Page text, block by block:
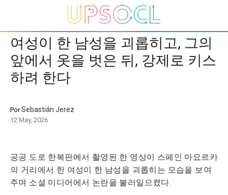
여성이 한 남성을 괴롭히고, 그의
앞에서 옷을 벗은 뒤, 강제로 키스
하려 한다
PorSebastián Jerez
12 May, 2026
공공 도로 한복판에서 촬영된 한 영상이 스페인 마요르카
의 거리에서 한 여성이 한 남성을 괴롭히는 모습을 보여
주며 소셜 미디어에서 논란을 불러일으켰다.